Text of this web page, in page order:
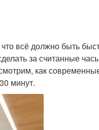
всё должно быть
за считанные
как
минут.